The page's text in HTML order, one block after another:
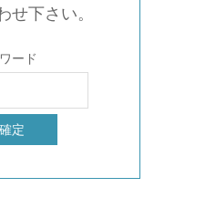
せ下さい。
ード